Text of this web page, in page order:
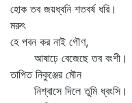
হোক তব জয়ধ্বনি শতবর্ষ ধরি।
মরুৎ
হে পবন কর নাই গৌণ,
আষাঢ়ে বেজেছে তব বংশী।
তাপিত নিকুঞ্জের মৌন
নিশ্বাসে দিলে তুমি ধ্বংসি।